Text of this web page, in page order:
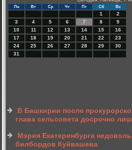
Пн Вт Ср Чт Пт Сб Вс
1
2
3
4 5 6 7 8
9
10
11 12 13 14 15
16
17
18 19 20 21 22
23
24
25 26 27 28 29
30
31
В Башкирии после
глава сельсовета досрочно
Мэрия Екатеринбурга
билбордов Куйвашева